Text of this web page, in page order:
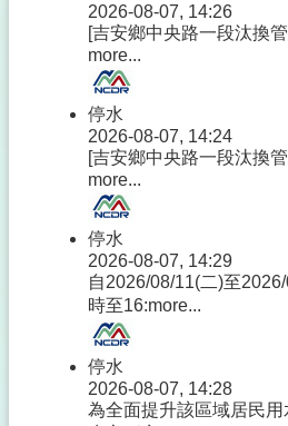
2026-08-07, 14:26
[吉安鄉中央路一段汰換
more...
停水
2026-08-07, 14:24
[吉安鄉中央路一段汰換
more...
停水
2026-08-07, 14:29
自2026/08/11(二)至
時至16:more...
停水
2026-08-07, 14:28
為全面提升該區域居民